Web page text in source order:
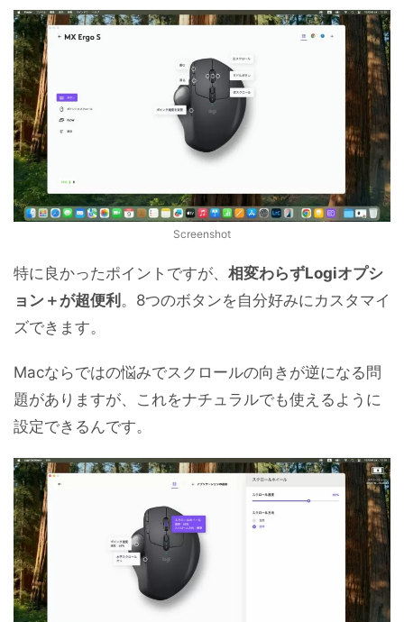
Screenshot
特に良かったポイントですが、 相変わらずLogiオプシ
ョン＋が超便利 。8つのボタンを自分好みにカスタマイ
ズできます。
Macならではの悩みでスクロールの向きが逆になる問
題がありますが、これをナチュラルでも使えるように
設定できるんです。